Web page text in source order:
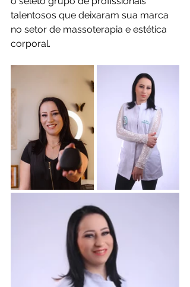
talentosos que deixaram sua marca
no setor de massoterapia e estética
corporal.